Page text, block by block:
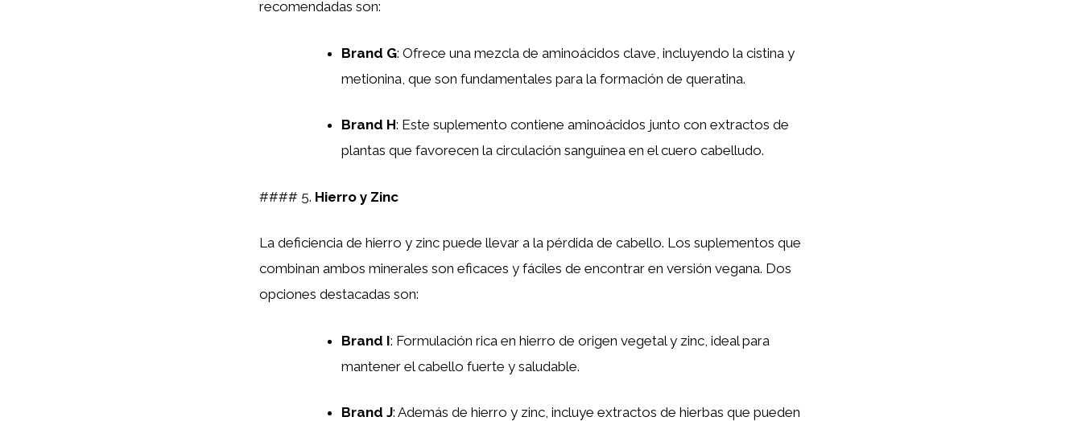
recomendadas son:
Brand G: Ofrece una mezcla de aminoácidos clave, incluyendo la cistina y
metionina, que son fundamentales para la formación de queratina.
Brand H: Este suplemento contiene aminoácidos junto con extractos de
plantas que favorecen la circulación sanguínea en el cuero cabelludo.
#### 5. Hierro y Zinc
La deficiencia de hierro y zinc puede llevar a la pérdida de cabello. Los suplementos que
combinan ambos minerales son eficaces y fáciles de encontrar en versión vegana. Dos
opciones destacadas son:
Brand I: Formulación rica en hierro de origen vegetal y zinc, ideal para
mantener el cabello fuerte y saludable.
Brand J: Además de hierro y zinc, incluye extractos de hierbas que pueden